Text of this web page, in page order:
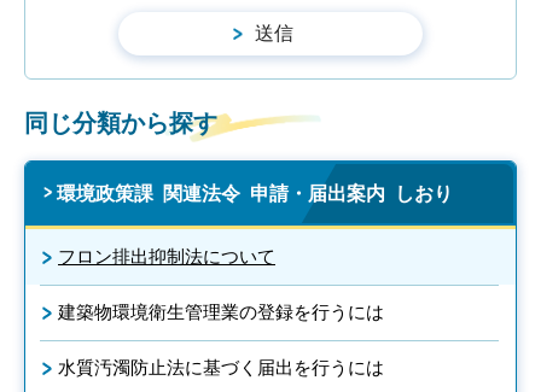
同じ分類から探す
環境政策課 関連法令 申請・届出案内 しおり
フロン排出抑制法について
建築物環境衛生管理業の登録を行うには
水質汚濁防止法に基づく届出を行うには